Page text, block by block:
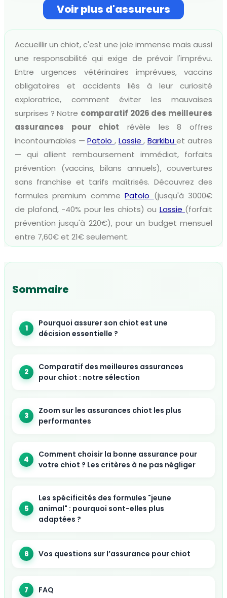
Voir plus d'assureurs
Accueillir un chiot, c'est une joie immense mais aussi
une responsabilité qui exige de prévoir l'imprévu.
Entre urgences vétérinaires imprévues, vaccins
obligatoires et accidents liés à leur curiosité
exploratrice, comment éviter les mauvaises
surprises ? Notre comparatif 2026 des meilleures
assurances pour chiot révèle les 8 offres
incontournables —Patolo , Lassie, Barkibuet autres
— qui allient remboursement immédiat, forfaits
prévention (vaccins, bilans annuels), couvertures
sans franchise et tarifs maîtrisés. Découvrez des
formules premium commePatolo (jusqu'à 3000€
de plafond, -40% pour les chiots) ou Lassie (forfait
prévention jusqu'à 220€), pour un budget mensuel
entre 7,60€ et 21€ seulement.
Sommaire
Pourquoi assurer son chiot est une
décision essentielle ?
Comparatif des meilleures assurances
pour chiot : notre sélection
Zoom sur les assurances chiot les plus
performantes
Comment choisir la bonne assurance pour
votre chiot ? Les critères à ne pas négliger
Les spécificités des formules "jeune
animal" : pourquoi sont-elles plus
adaptées ?
Vos questions sur l’assurance pour chiot
FAQ